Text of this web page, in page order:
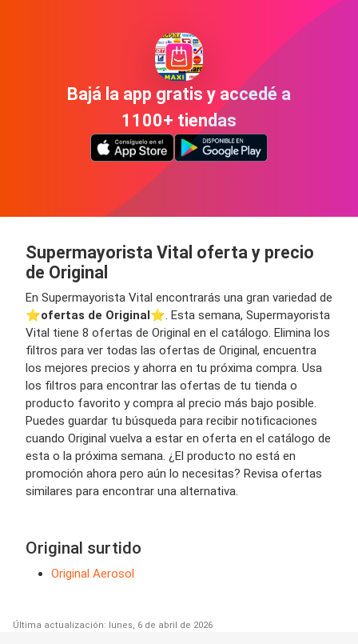
Bajá la app gratis y accedé a
1100+ tiendas
Supermayorista Vital oferta y precio
de Original
En Supermayorista Vital encontrarás una gran variedad de
⭐️ofertas de Original⭐️. Esta semana, Supermayorista
Vital tiene 8 ofertas de Original en el catálogo. Elimina los
filtros para ver todas las ofertas de Original, encuentra
los mejores precios y ahorra en tu próxima compra. Usa
los filtros para encontrar las ofertas de tu tienda o
producto favorito y compra al precio más bajo posible.
Puedes guardar tu búsqueda para recibir notificaciones
cuando Original vuelva a estar en oferta en el catálogo de
esta o la próxima semana. ¿El producto no está en
promoción ahora pero aún lo necesitas? Revisa ofertas
similares para encontrar una alternativa.
Original surtido
Original Aerosol
Última actualización: lunes, 6 de abril de 2026